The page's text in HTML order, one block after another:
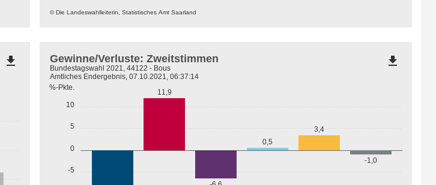
© Die Landeswahlleiterin, Statistisches Amt Saarland
file_download
-5
0
5
10
%-Pkte.
11,9
0,5
3,4
-1,0
Gewinne/Verluste: Zweitstimmen
Bundestagswahl 2021, 44122 - Bous
Amtliches Endergebnis, 07.10.2021, 06:37:14
file_download